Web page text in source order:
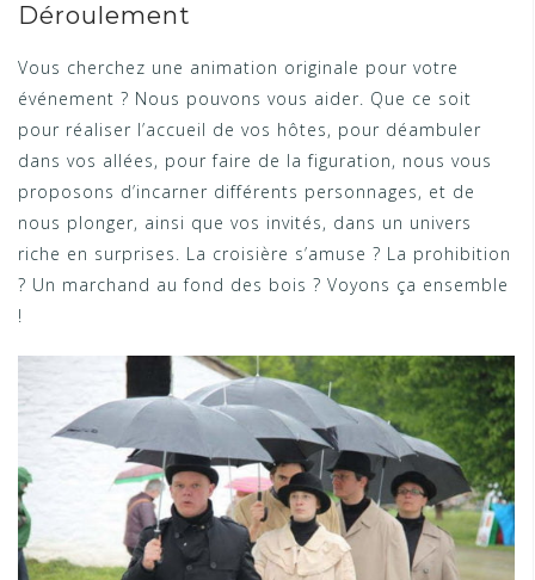
Déroulement
Vous cherchez une animation originale pour votre
événement ? Nous pouvons vous aider. Que ce soit
pour réaliser l’accueil de vos hôtes, pour déambuler
dans vos allées, pour faire de la figuration, nous vous
proposons d’incarner différents personnages, et de
nous plonger, ainsi que vos invités, dans un univers
riche en surprises. La croisière s’amuse ? La prohibition
? Un marchand au fond des bois ? Voyons ça ensemble
!